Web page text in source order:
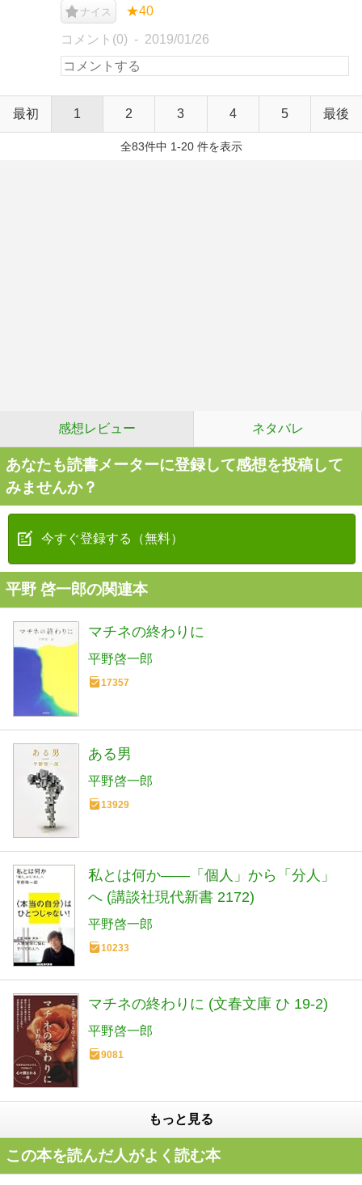
ナイス ★40
コメント(0) 2019/01/26
最初 1 2 3 4 5 最後
全83件中 1-20 件を表示
感想レビュー ネタバレ
あなたも読書メーターに登録して感想を投稿して
みませんか？
今すぐ登録する（無料）
平野 啓一郎の関連本
マチネの終わりに
平野啓一郎
17357
ある男
平野啓一郎
13929
私とは何か――「個人」から「分人」
へ (講談社現代新書 2172)
平野啓一郎
10233
マチネの終わりに (文春文庫 ひ 19-2)
平野啓一郎
9081
もっと見る
この本を読んだ人がよく読む本